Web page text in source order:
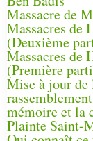
Massacre de
Massacres de
(Deuxième
Massacres de
(Première
Mise à jour de
mémoire et la
Plainte Saint-